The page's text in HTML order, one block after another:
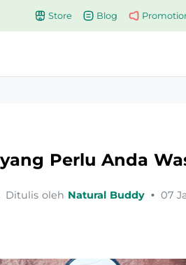
Store Blog
Perlu Anda
Ditulis oleh Natural Buddy • 07